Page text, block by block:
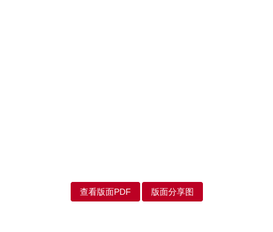
查看版面PDF 版面分享图